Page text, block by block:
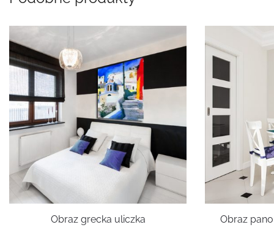
Obraz grecka uliczka Obraz